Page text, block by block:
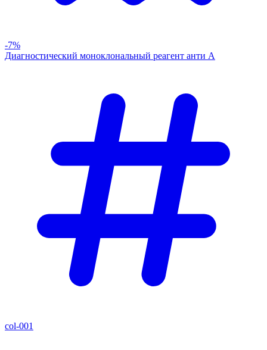
-7%
Диагностический моноклональный реагент анти А
col-001